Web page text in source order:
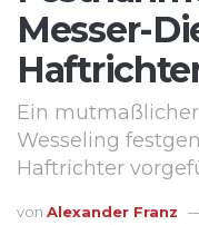
Messer-
Ein
Wesseling
Haftrichter
von Alexander Franz